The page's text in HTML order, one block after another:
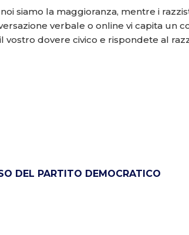
siamo la maggioranza, mentre i
verbale o online vi capita un
vostro dovere civico e rispondete al
DEL PARTITO DEMOCRATICO